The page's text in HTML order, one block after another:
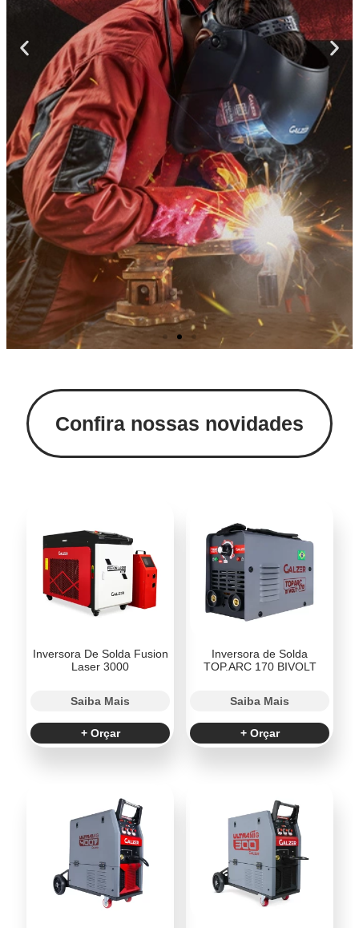
Confira nossas novidades
Inversora De Solda Fusion
Laser 3000
Saiba Mais
+ Orçar
Inversora de Solda
TOP.ARC 170 BIVOLT
Saiba Mais
+ Orçar